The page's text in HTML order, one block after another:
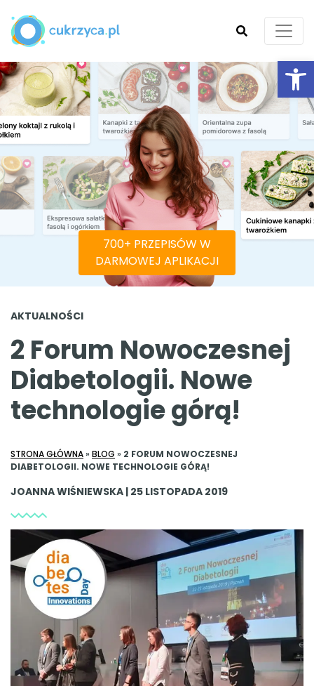
SZUKAJ
700+ PRZEPISÓW W
DARMOWEJ APLIKACJI
AKTUALNOŚCI
2 Forum Nowoczesnej
Diabetologii. Nowe
technologie górą!
STRONA GŁÓWNA» BLOG » 2 FORUM NOWOCZESNEJ
DIABETOLOGII. NOWE TECHNOLOGIE GÓRĄ!
JOANNA WIŚNIEWSKA | 25 LISTOPADA 2019